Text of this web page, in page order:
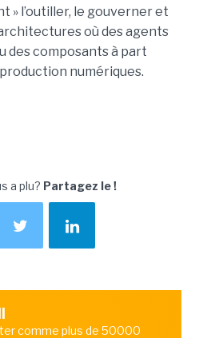
» l’outiller, le gouverner et
où des agents
des composants à part
numériques.
a plu? Partagez le !
comme plus de 50000